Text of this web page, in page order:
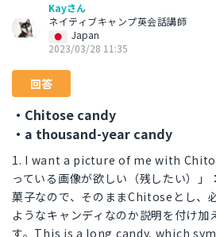
Kayさん
ネイティブキャンプ英会話講師
Japan
2023/03/28 11:35
回答
・Chitose candy
・a thousand-year candy
1. I want a picture of me with
っている画像が欲しい（残したい）」
菓子なので、そのままChitoseとし、
ようなキャンディなのか説明を付け加
す。This is a long candy, which